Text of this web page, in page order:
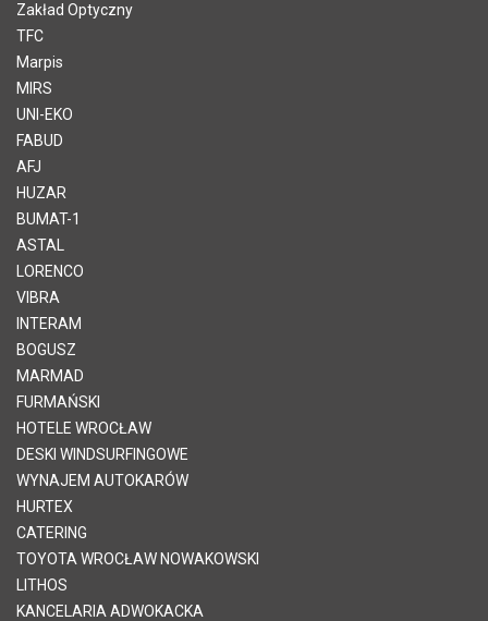
Zakład Optyczny
TFC
Marpis
MIRS
UNI-EKO
FABUD
AFJ
HUZAR
BUMAT-1
ASTAL
LORENCO
VIBRA
INTERAM
BOGUSZ
MARMAD
FURMAŃSKI
HOTELE WROCŁAW
DESKI WINDSURFINGOWE
WYNAJEM AUTOKARÓW
HURTEX
CATERING
TOYOTA WROCŁAW NOWAKOWSKI
LITHOS
KANCELARIA ADWOKACKA